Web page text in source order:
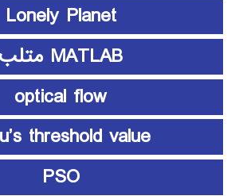
Lonely Planet
MATLAB متلب
optical flow
threshold value
PSO